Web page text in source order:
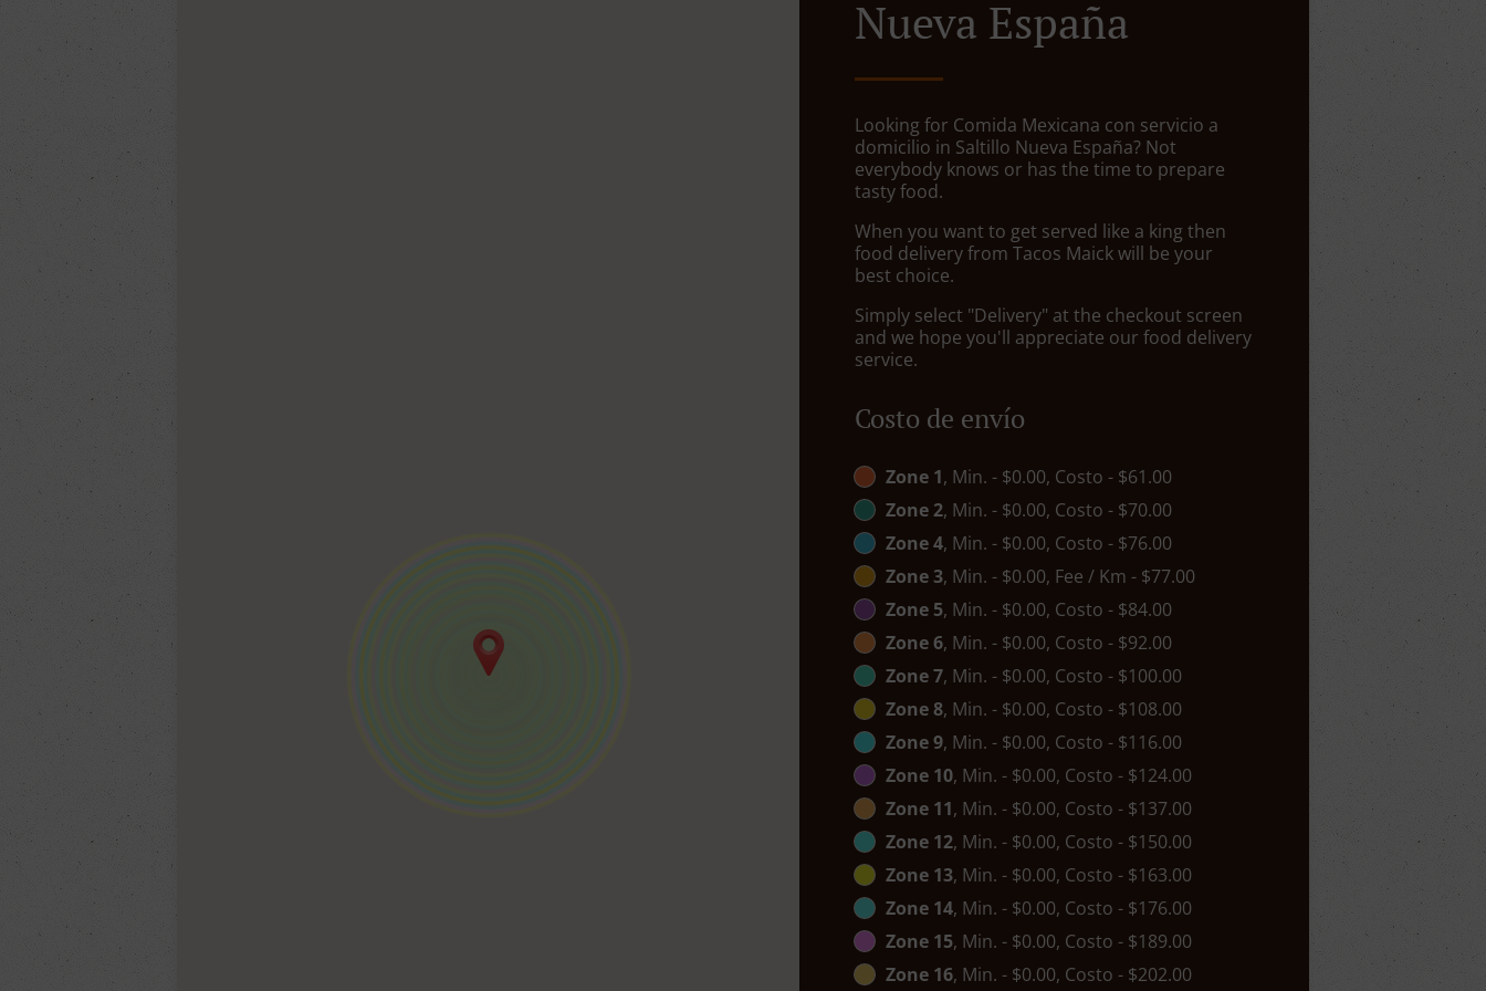
Nueva España
Looking for Comida Mexicana con servicio a
domicilio in Saltillo Nueva España? Not
everybody knows or has the time to prepare
tasty food.
When you want to get served like a king then
food delivery from Tacos Maick will be your
best choice.
Simply select "Delivery" at the checkout screen
and we hope you'll appreciate our food delivery
service.
Costo de envío
Zone 1, Min. - $0.00, Costo - $61.00
Zone 2, Min. - $0.00, Costo - $70.00
Zone 4, Min. - $0.00, Costo - $76.00
Zone 3, Min. - $0.00, Fee / Km - $77.00
Zone 5, Min. - $0.00, Costo - $84.00
Zone 6, Min. - $0.00, Costo - $92.00
Zone 7, Min. - $0.00, Costo - $100.00
Zone 8, Min. - $0.00, Costo - $108.00
Zone 9, Min. - $0.00, Costo - $116.00
Zone 10, Min. - $0.00, Costo - $124.00
Zone 11, Min. - $0.00, Costo - $137.00
Zone 12, Min. - $0.00, Costo - $150.00
Zone 13, Min. - $0.00, Costo - $163.00
Zone 14, Min. - $0.00, Costo - $176.00
Zone 15, Min. - $0.00, Costo - $189.00
Zone 16, Min. - $0.00, Costo - $202.00